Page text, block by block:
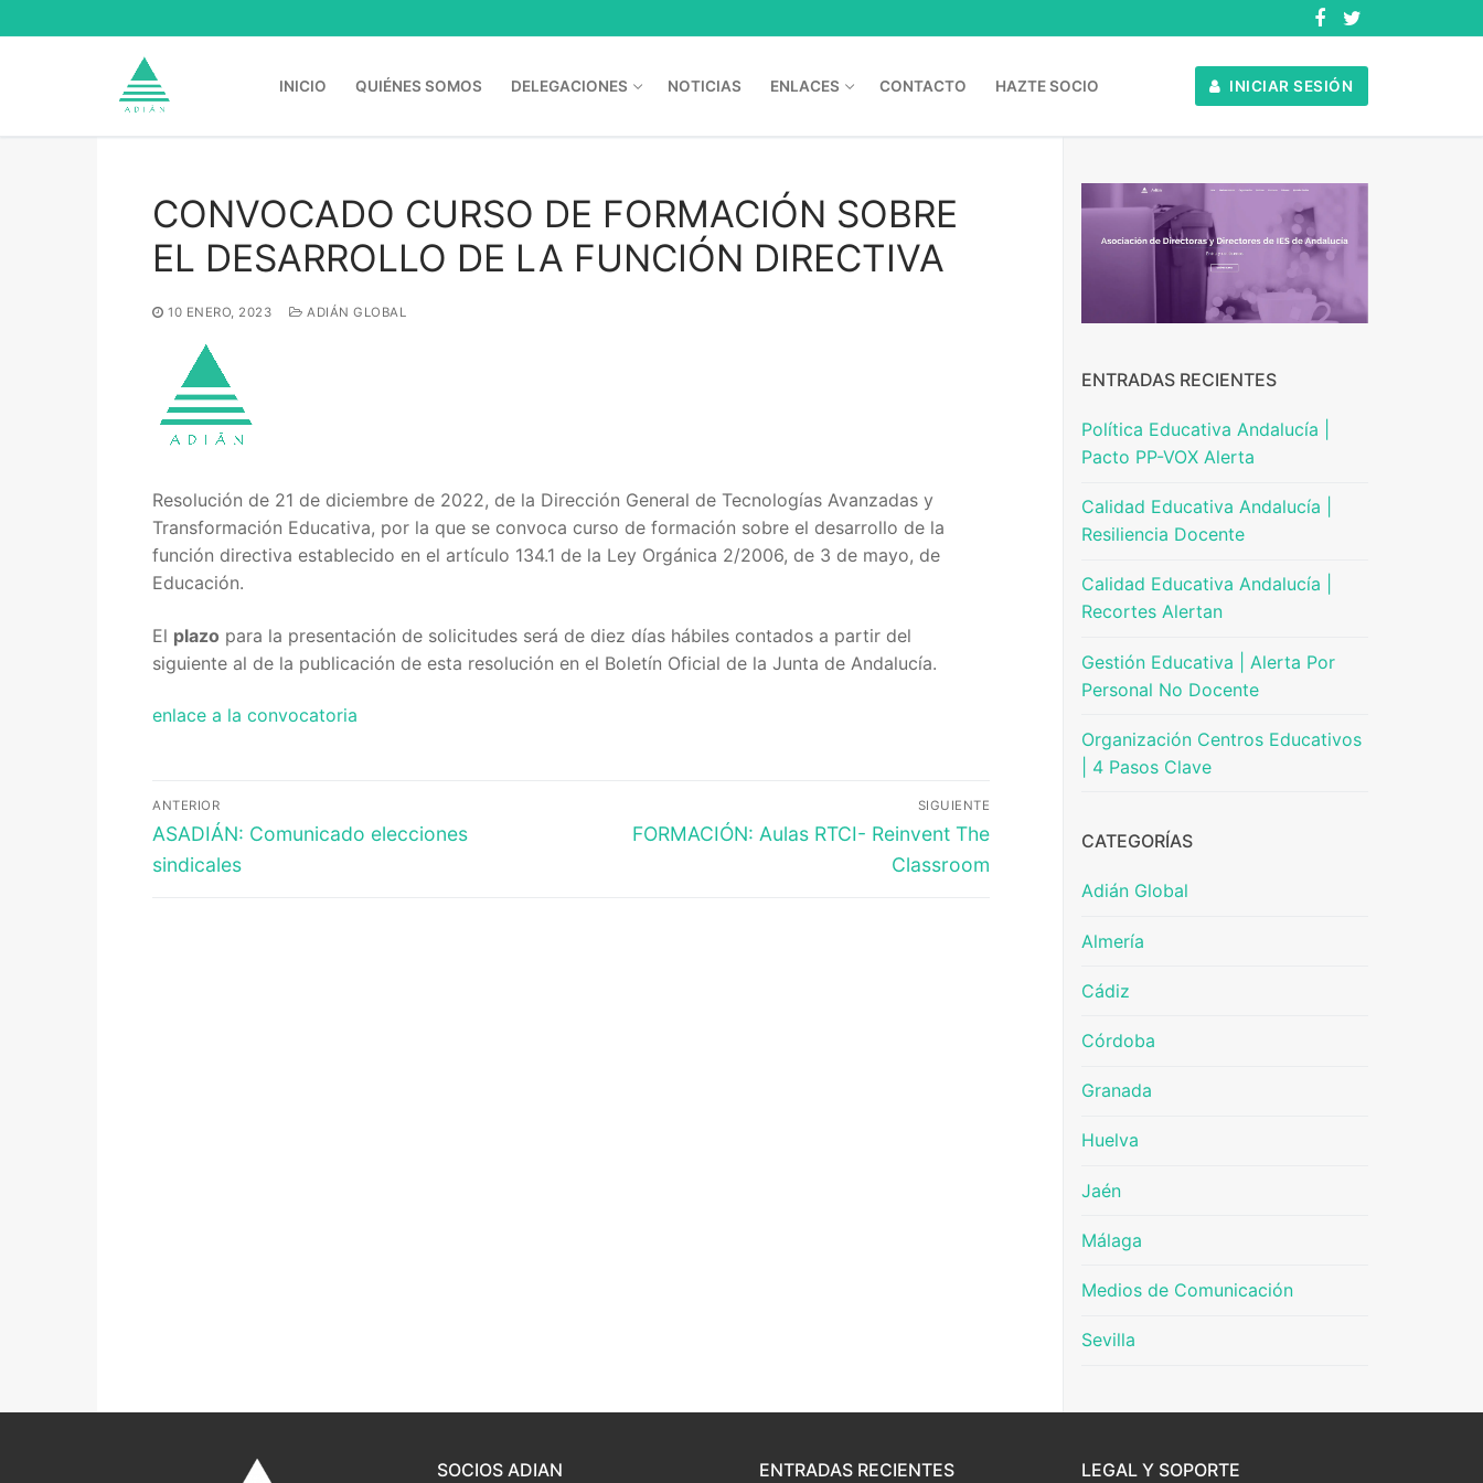
al
INICIO QUIÉNES SOMOS DELEGACIONES NOTICIAS ENLACES CONTACTO HAZTE SOCIO INICIAR SESIÓN
Buscar:
Inicio
Quiénes somos
Adián Almería
Adián Huelva
Noticias
Normativa ADIDE
CONVOCADO CURSO DE FORMACIÓN SOBRE
EL DESARROLLO DE LA FUNCIÓN DIRECTIVA
10 ENERO, 2023 ADIÁN GLOBAL
Resolución de 21 de diciembre de 2022, de la Dirección General de Tecnologías Avanzadas y
Transformación Educativa, por la que se convoca curso de formación sobre el desarrollo de la
función directiva establecido en el artículo 134.1 de la Ley Orgánica 2/2006, de 3 de mayo, de
Educación.
El plazo para la presentación de solicitudes será de diez días hábiles contados a partir del
siguiente al de la publicación de esta resolución en el Boletín Oficial de la Junta de Andalucía.
enlace a la convocatoria
Navegación
de
entradas
ANTERIOR
Entrada
anterior:
ASADIÁN: Comunicado elecciones
sindicales
SIGUIENTE
Entrada
FORMACIÓN: Aulas RTCI- Reinvent The
Classroom
ENTRADAS RECIENTES
Política Educativa Andalucía |
Pacto PP-VOX Alerta
Calidad Educativa Andalucía |
Resiliencia Docente
Calidad Educativa Andalucía |
Recortes Alertan
Gestión Educativa | Alerta Por
Personal No Docente
Organización Centros Educativos
| 4 Pasos Clave
CATEGORÍAS
Adián Global
Almería
Cádiz
Córdoba
Granada
Huelva
Jaén
Málaga
Medios de Comunicación
Sevilla
SOCIOS ADIAN ENTRADAS RECIENTES LEGAL Y SOPORTE